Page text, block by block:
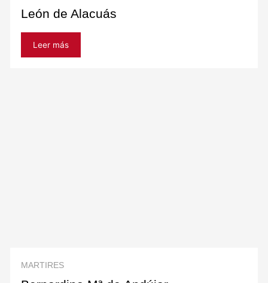
León de Alacuás
Leer más
MARTIRES